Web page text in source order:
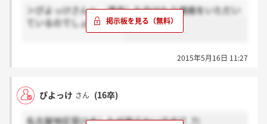
＞ぴよっけさんへ 通過した方はもう連絡をいただい
ているのでしょうか？？
2015年5月16日 11:27
ぴよっけ さん (16卒)
名古屋地区受けましたが来てないです(T_T)